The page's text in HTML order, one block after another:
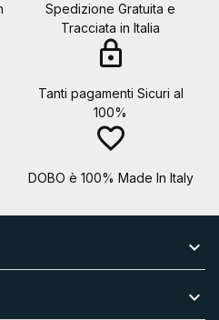
Spedizione Gratuita e
Tracciata in Italia
lock
Tanti pagamenti Sicuri al
100%
favorite_border
DOBO è 100% Made In Italy

